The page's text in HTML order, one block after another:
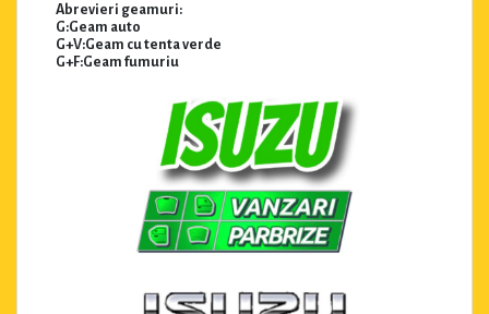
Abrevieri geamuri:
G:Geam auto
G+V:Geam cu tenta verde
G+F:Geam fumuriu